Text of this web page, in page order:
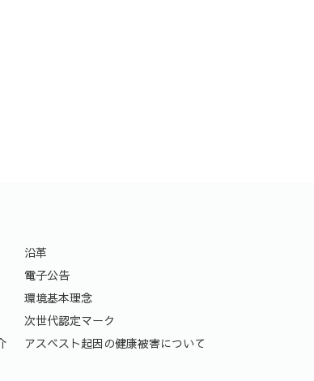
沿革
電子公告
環境基本理念
次世代認定マーク
アスベスト起因の健康被害について